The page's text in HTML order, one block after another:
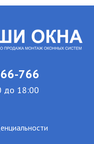
766
до 18:00